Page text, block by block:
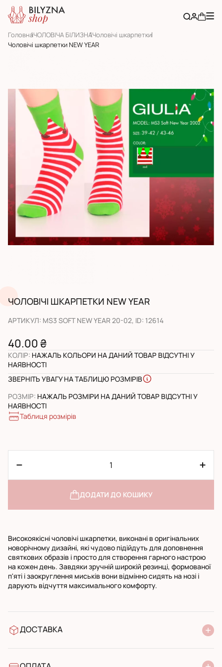
ГоловнаЧОЛОВІЧА БІЛИЗНАЧоловічі шкарпетки
Чоловічі шкарпетки NEW YEAR
ЧОЛОВІЧІ ШКАРПЕТКИ NEW YEAR
АРТИКУЛ: MS3 SOFT NEW YEAR 20-02, ID: 12614
40.00 ₴
КОЛІР: НАЖАЛЬ КОЛЬОРИ НА ДАНИЙ ТОВАР ВІДСУТНІ У
НАЯВНОСТІ
ЗВЕРНІТЬ УВАГУ НА ТАБЛИЦЮ РОЗМІРІВ
РОЗМІР: НАЖАЛЬ РОЗМІРИ НА ДАНИЙ ТОВАР ВІДСУТНІ У
НАЯВНОСТІ
Таблиця розмірів
ДОДАТИ ДО КОШИКУ
Високоякісні чоловічі шкарпетки, виконані в оригінальних
новорічному дизайні, які чудово підійдуть для доповнення
святкових образів і просто для створення гарного настрою
на кожен день. Завдяки зручній широкій резинці, формованої
п'яті і заокруглення миськів вони відмінно сидять на нозі і
дарують відчуття максимального комфорту.
ДОСТАВКА
УкрПошта стандарт